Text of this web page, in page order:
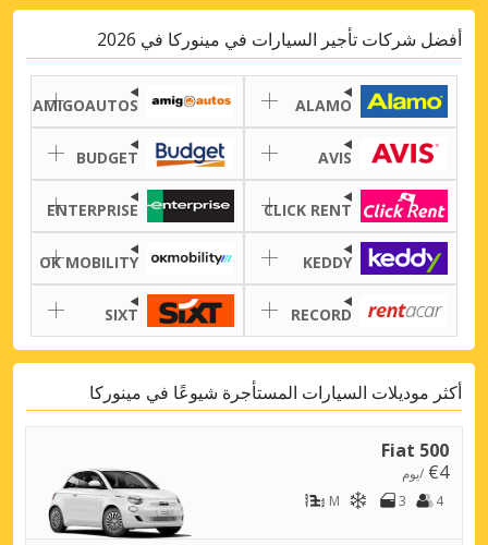
أفضل شركات تأجير السيارات في مينوركا في 2026
ALAMO
AMIGOAUTOS
AVIS
BUDGET
CLICK RENT
ENTERPRISE
KEDDY
OK MOBILITY
RECORD
SIXT
أكثر موديلات السيارات المستأجرة شيوعًا في مينوركا
Fiat 500
€4 /يوم
4
3
M